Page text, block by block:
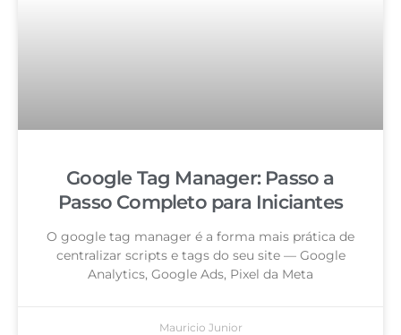
Google Tag Manager: Passo a
Passo Completo para Iniciantes
O google tag manager é a forma mais prática de
centralizar scripts e tags do seu site — Google
Analytics, Google Ads, Pixel da Meta
Mauricio Junior